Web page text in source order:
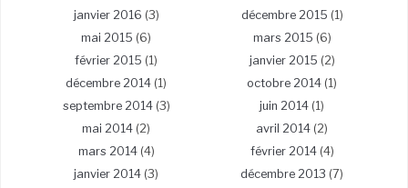
janvier 2016 (3) décembre 2015 (1)
mai 2015 (6) mars 2015 (6)
février 2015 (1) janvier 2015 (2)
décembre 2014 (1) octobre 2014 (1)
septembre 2014(3) juin 2014 (1)
mai 2014 (2) avril 2014 (2)
mars 2014(4) février 2014(4)
janvier 2014 (3) décembre 2013 (7)